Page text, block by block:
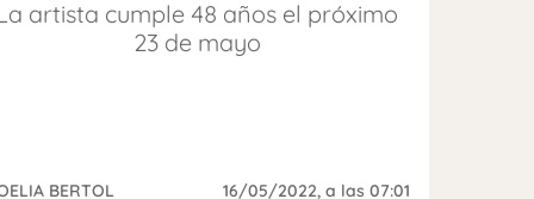
artista cumple 48 años el próximo
23 de mayo
BERTOL 16/05/2022, a las 07:01